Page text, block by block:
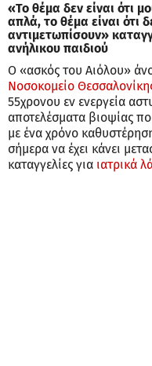
«Το θέμα δεν είναι ότι
απλά, το θέμα είναι ότι
αντιμετωπίσουν»
ανήλικου παιδιού
Ο «ασκός του Αιόλου»
Νοσοκομείο
55χρονου εν ενεργεία
αποτελέσματα βιοψίας
με ένα χρόνο
σήμερα να έχει κάνει
καταγγελίες για ιατρικά